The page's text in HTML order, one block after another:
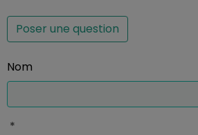
Poser une question
Nom